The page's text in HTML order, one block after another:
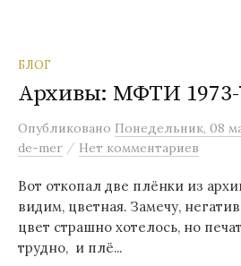
БЛОГ
Архивы: МФТИ 1973-
Опубликовано Понедельник, 08
de-mer / Нет комментариев
Вот откопал две плёнки из
видим, цветная. Замечу,
цвет страшно хотелось, но
трудно, и плё...